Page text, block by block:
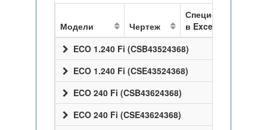
Модели Чертеж
Спецификация
в Excel
ECO 1.240 Fi (CSB43524368)
ECO 1.240 Fi (CSE43524368)
ECO 240 Fi (CSB43624368)
ECO 240 Fi (CSE43624368)